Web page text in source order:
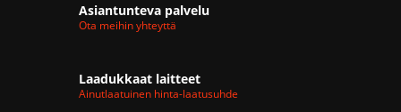
Asiantunteva palvelu
Ota meihin yhteyttä
Laadukkaat laitteet
Ainutlaatuinen hinta-laatusuhde